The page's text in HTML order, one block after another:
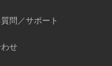
問／サポート
せ